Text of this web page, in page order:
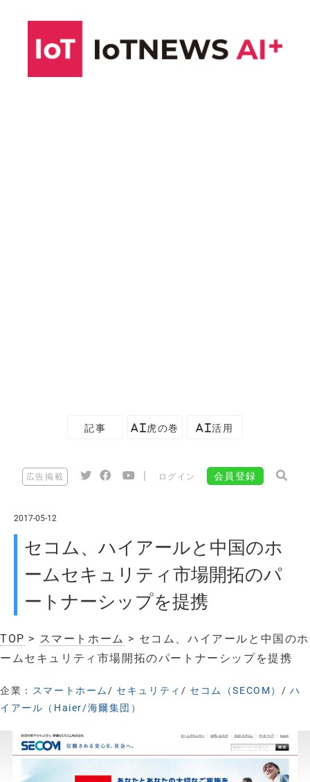
記事 AI虎の巻 AI活用
広告掲載 ログイン 会員登録
2017-05-12
セコム、ハイアールと中国のホ
ームセキュリティ市場開拓のパ
ートナーシップを提携
TOP > スマートホーム > セコム、ハイアールと中国のホ
ームセキュリティ市場開拓のパートナーシップを提携
企業： スマートホーム/ セキュリティ / セコム（SECOM）/ハ
イアール（Haier/海爾集団）